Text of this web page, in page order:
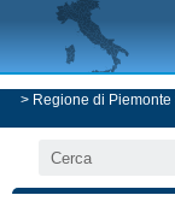
> Regione di Piemonte